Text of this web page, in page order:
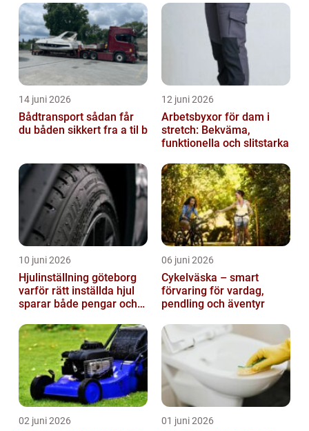
14 juni 2026
Bådtransport sådan får
du båden sikkert fra a til b
12 juni 2026
Arbetsbyxor för dam i
stretch: Bekväma,
funktionella och slitstarka
10 juni 2026
Hjulinställning göteborg
varför rätt inställda hjul
sparar både pengar och
06 juni 2026
Cykelväska – smart
förvaring för vardag,
pendling och äventyr
02 juni 2026 01 juni 2026